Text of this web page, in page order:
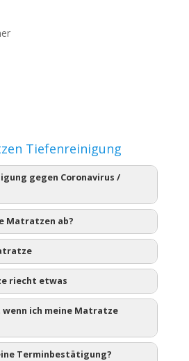
Tiefenreinigung
gegen Coronavirus /
Matratzen ab?
riecht etwas
wenn ich meine Matratze
Terminbestätigung?